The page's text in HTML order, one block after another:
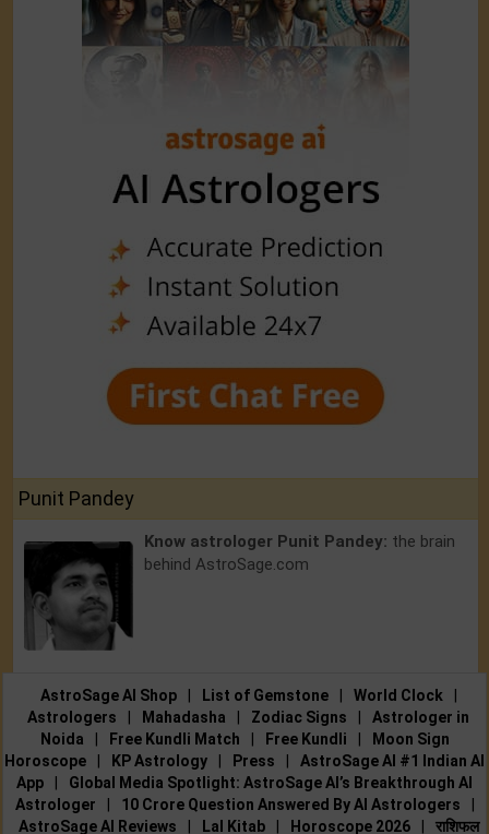
Punit Pandey
Know astrologer Punit Pandey: the brain
behind AstroSage.com
AstroSage AI Shop | List of Gemstone | World Clock
|
Astrologers
| Mahadasha | Zodiac Signs |
Astrologer in
Noida
| Free Kundli Match | Free Kundli |
Moon Sign
Horoscope
| KP Astrology | Press |
AstroSage AI #1 Indian AI
App
|
Global Media Spotlight: AstroSage AI’s Breakthrough AI
Astrologer
| 10 Crore Question Answered By AI Astrologers
|
AstroSage AI Reviews
| Lal Kitab | Horoscope 2026 | राशिफल